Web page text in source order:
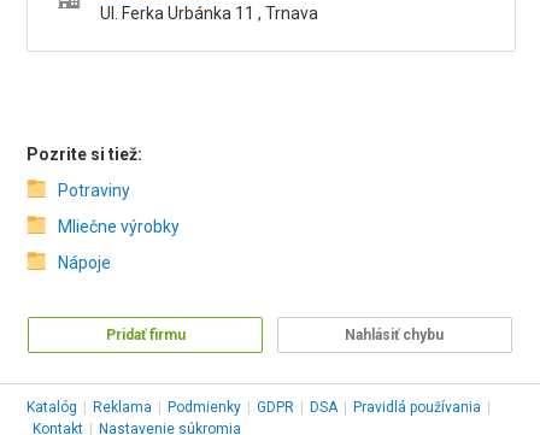
Ul. Ferka Urbánka 11 , Trnava
Pozrite si tiež:
Potraviny
Mliečne výrobky
Nápoje
Pridať firmu Nahlásiť chybu
Katalóg Reklama Podmienky GDPR DSA Pravidlá používania
Kontakt
Nastavenie súkromia